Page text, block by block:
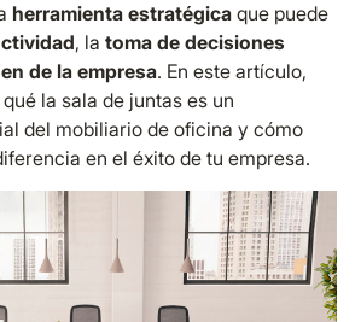
herramienta estratégica que puede
, la toma de decisiones
de la empresa. En este artículo,
la sala de juntas es un
del mobiliario de oficina y cómo
en el éxito de tu empresa.